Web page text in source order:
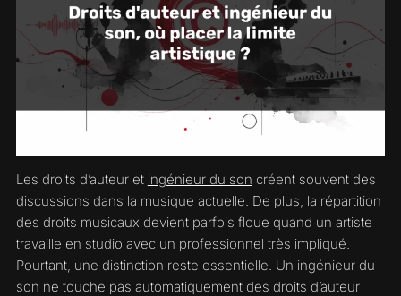
Les droits d’auteur et ingénieur du son créent souvent des
discussions dans la musique actuelle. De plus, la répartition
des droits musicaux devient parfois floue quand un artiste
travaille en studio avec un professionnel très impliqué.
Pourtant, une distinction reste essentielle. Un ingénieur du
son ne touche pas automatiquement des droits d’auteur